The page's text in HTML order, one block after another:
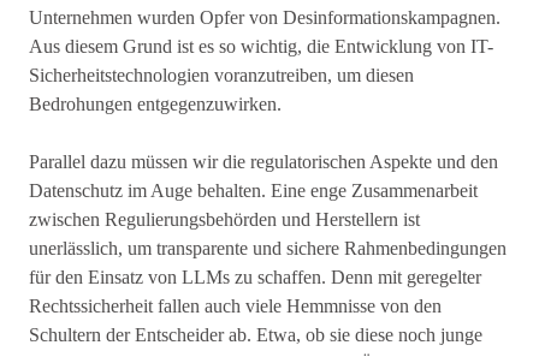
Unternehmen wurden Opfer von Desinformationskampagnen.
Aus diesem Grund ist es so wichtig, die Entwicklung von IT-
Sicherheitstechnologien voranzutreiben, um diesen
Bedrohungen entgegenzuwirken.
Parallel dazu müssen wir die regulatorischen Aspekte und den
Datenschutz im Auge behalten. Eine enge Zusammenarbeit
zwischen Regulierungsbehörden und Herstellern ist
unerlässlich, um transparente und sichere Rahmenbedingungen
für den Einsatz von LLMs zu schaffen. Denn mit geregelter
Rechtssicherheit fallen auch viele Hemmnisse von den
Schultern der Entscheider ab. Etwa, ob sie diese noch junge